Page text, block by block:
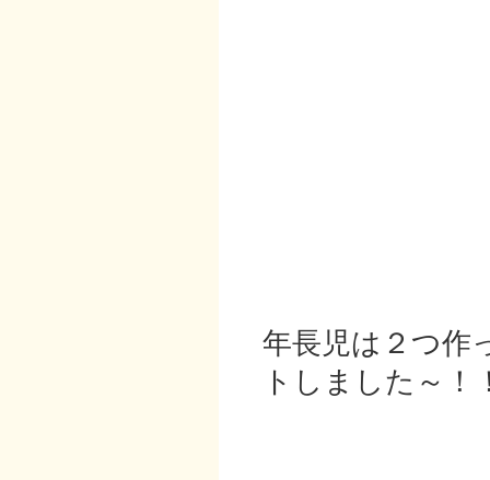
年長児は２つ作
トしました～！